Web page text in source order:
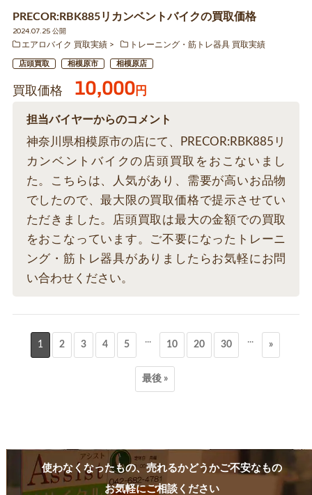
PRECOR:RBK885リカンベントバイクの買取価格
2024.07.25 公開
エアロバイク 買取実績
トレーニング・筋トレ器具 買取実績
店頭買取 相模原市 相模原店
買取価格 10,000円
担当バイヤーからのコメント
神奈川県相模原市の店にて、PRECOR:RBK885リ
カンベントバイクの店頭買取をおこないまし
た。こちらは、人気があり、需要が高いお品物
でしたので、最大限の買取価格で提示させてい
ただきました。店頭買取は最大の金額での買取
をおこなっています。ご不要になったトレーニ
ング・筋トレ器具がありましたらお気軽にお問
い合わせください。
1 2 3 4 5 ... 10 20 30 ... »
最後 »
使わなくなったもの、売れるかどうかご不安なもの
お気軽にご相談ください